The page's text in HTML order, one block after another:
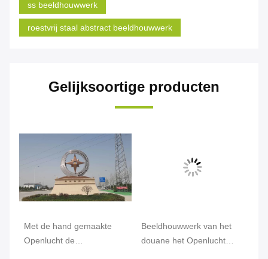
ss beeldhouwwerk
roestvrij staal abstract beeldhouwwerk
Gelijksoortige producten
Met de hand gemaakte
Openlucht de
Beeldhouwwerk van het
douane het Openlucht